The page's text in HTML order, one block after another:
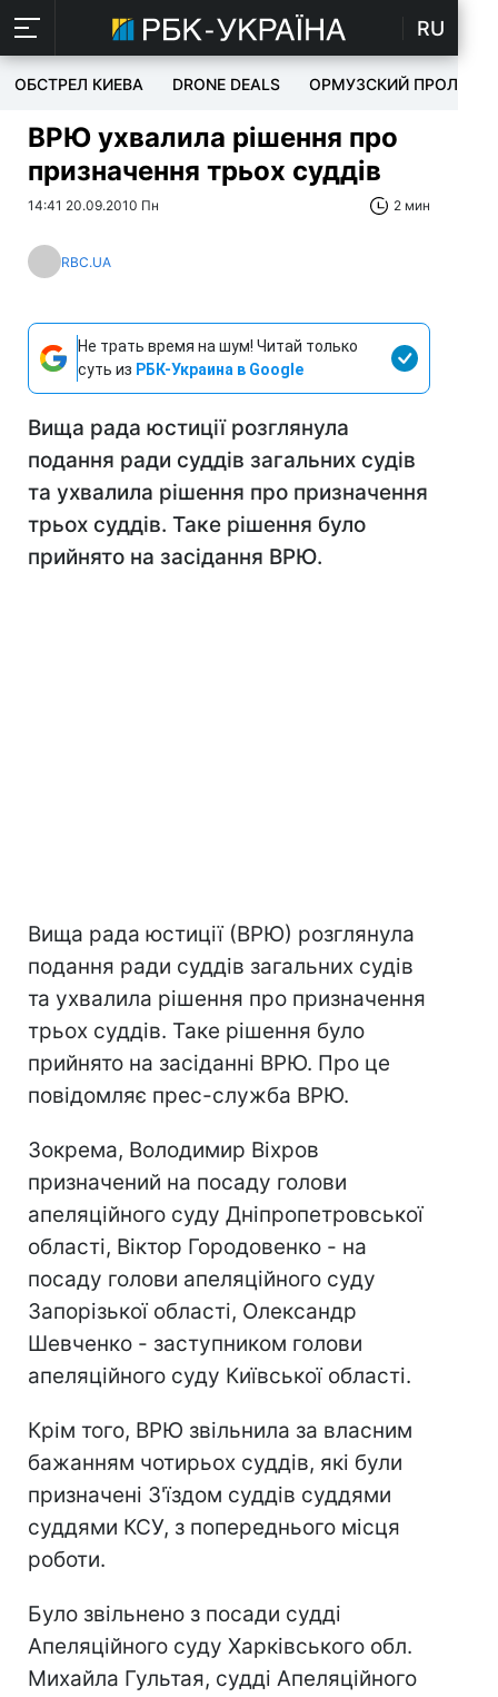
RU
ОБСТРЕЛ КИЕВА DRONE DEALS ОРМУЗСКИЙ ПРОЛИВ
ВРЮ ухвалила рішення про
призначення трьох суддів
14:41 20.09.2010 Пн 2 мин
RBC.UA
Не трать время на шум! Читай только
суть из РБК-Украина в Google
Вища рада юстиції розглянула
подання ради суддів загальних судів
та ухвалила рішення про призначення
трьох суддів. Таке рішення було
прийнято на засідання ВРЮ.
Вища рада юстиції (ВРЮ) розглянула
подання ради суддів загальних судів
та ухвалила рішення про призначення
трьох суддів. Таке рішення було
прийнято на засіданні ВРЮ. Про це
повідомляє прес-служба ВРЮ.
Зокрема, Володимир Віхров
призначений на посаду голови
апеляційного суду Дніпропетровської
області, Віктор Городовенко - на
посаду голови апеляційного суду
Запорізької області, Олександр
Шевченко - заступником голови
апеляційного суду Київської області.
Крім того, ВРЮ звільнила за власним
бажанням чотирьох суддів, які були
призначені З'їздом суддів суддями
суддями КСУ, з попереднього місця
роботи.
Було звільнено з посади судді
Апеляційного суду Харківського обл.
Михайла Гультая, судді Апеляційного